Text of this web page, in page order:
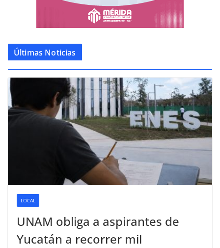
Últimas Noticias
LOCAL
UNAM obliga a aspirantes de
Yucatán a recorrer mil